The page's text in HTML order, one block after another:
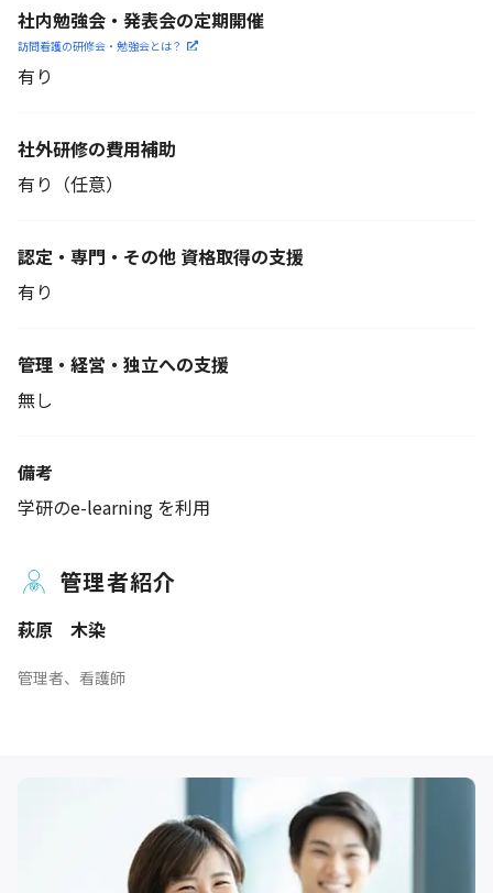
社内勉強会・発表会の定期開催
訪問看護の研修会・勉強会とは？
有り
社外研修の費用補助
有り（任意）
認定・専門・その他 資格取得の支援
有り
管理・経営・独立への支援
無し
備考
学研のe-learning を利用
管理者紹介
萩原 木染
管理者、看護師